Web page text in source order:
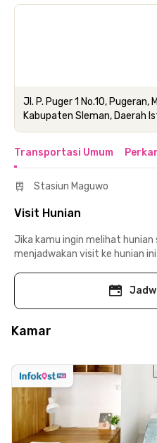
Jl. P. Puger 1 No.10, Pugeran,
Kabupaten Sleman, Daerah
Transportasi Umum
Stasiun Maguwo
Visit Hunian
Jika kamu ingin melihat hunian
menjadwakan visit ke hunian ini
Kamar